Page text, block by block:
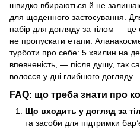
швидко вбираються й не
для щоденного застосування.
набір для догляду за тілом —
не пропускати етапи.
турботи про себе: 5 хвилин на
впевненість, — після душу, так
волосся у дні глибшого догляду.
FAQ: що треба знати про
Що входить у догляд за
та засоби для підтримки